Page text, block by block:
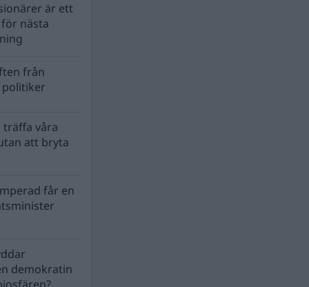
är ett
nästa
från
träffa våra
att bryta
får en
demokratin